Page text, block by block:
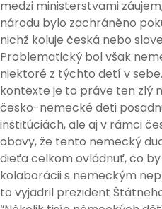
medzi ministerstvami
národu bylo zachráněno
nichž koluje česká nebo
Problematický bol však
niektoré z týchto detí v
kontexte je to práve ten zlý
česko-nemecké deti
inštitúciách, ale aj v rámci
obavy, že tento nemecký
dieťa celkom ovládnuť, čo
kolaborácii s nemeckým
to vyjadril prezident